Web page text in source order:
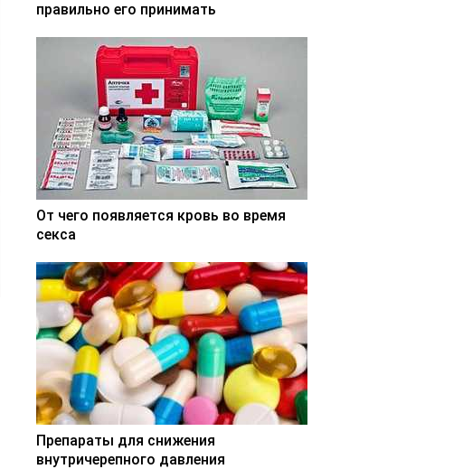
правильно его принимать
От чего появляется кровь во время
секса
Препараты для снижения
внутричерепного давления